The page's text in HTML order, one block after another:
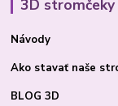
3D stromčeky
Návody
Ako stavať naše
BLOG 3D